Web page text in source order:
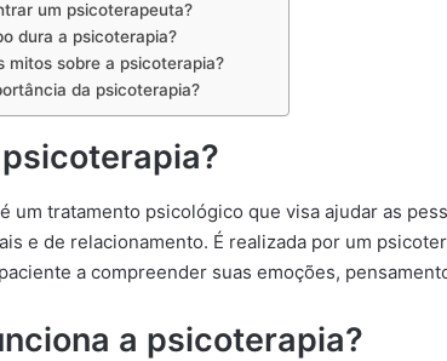
um psicoterapeuta?
dura a psicoterapia?
mitos sobre a psicoterapia?
da psicoterapia?
um tratamento psicológico que visa ajudar as
e de relacionamento. É realizada por um
a compreender suas emoções,
a psicoterapia?